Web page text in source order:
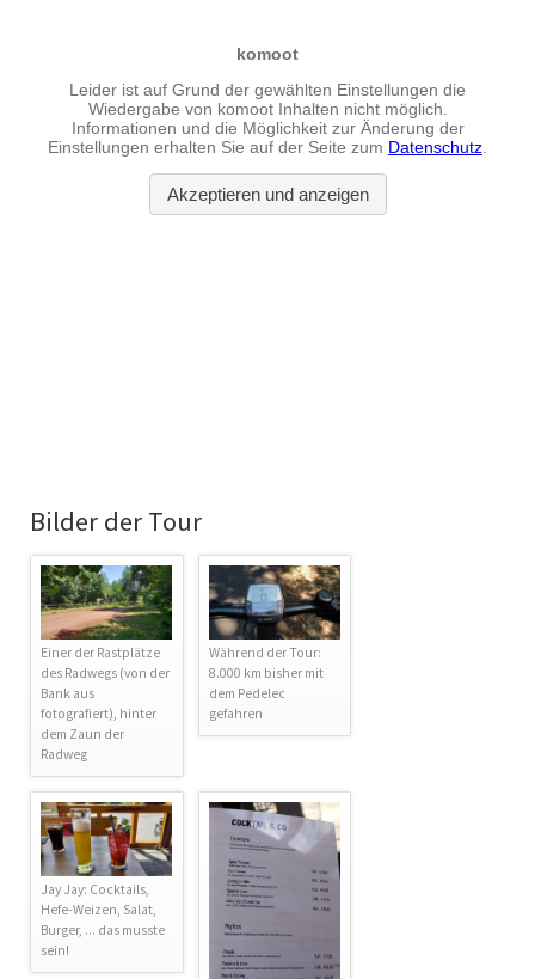
Bilder der Tour
Einer der Rastplätze
des Radwegs (von der
Bank aus
fotografiert), hinter
dem Zaun der
Radweg
Während der Tour:
8.000 km bisher mit
dem Pedelec
gefahren
Jay Jay: Cocktails,
Hefe-Weizen, Salat,
Burger, ... das musste
sein!